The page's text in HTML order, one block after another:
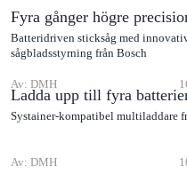
Fyra gånger högre
Batteridriven sticksåg med
sågbladsstyrning från Bosch
Av: DMH
Ladda upp till fyra
Systainer-kompatibel multiladdare
Av: DMH